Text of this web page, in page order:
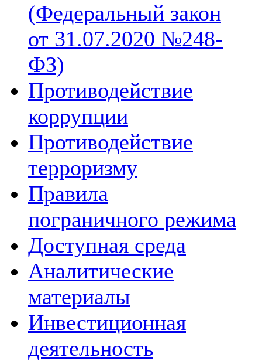
(Федеральный закон
от 31.07.2020 №248-
ФЗ)
Противодействие
коррупции
Противодействие
терроризму
Правила
пограничного режима
Доступная среда
Аналитические
материалы
Инвестиционная
деятельность